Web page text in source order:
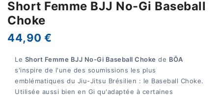
Short Femme BJJ No-Gi Baseball
Choke
44,90 €
Le Short Femme BJJ No-Gi Baseball Choke de BŌA
s'inspire de l'une des soumissions les plus
emblématiques du Jiu-Jitsu Brésilien : le Baseball Choke.
Utilisée aussi bien en Gi qu'adaptée à certaines